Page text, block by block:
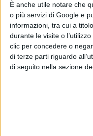
È anche utile notare che
o più servizi di Google e
informazioni, tra cui a
durante le visite o
clic per concedere o
di terze parti riguardo
di seguito nella sezione
Per informazioni